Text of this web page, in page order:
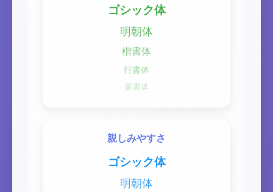
ゴシック体
明朝体
楷書体
行書体
篆書体
親しみやすさ
ゴシック体
明朝体